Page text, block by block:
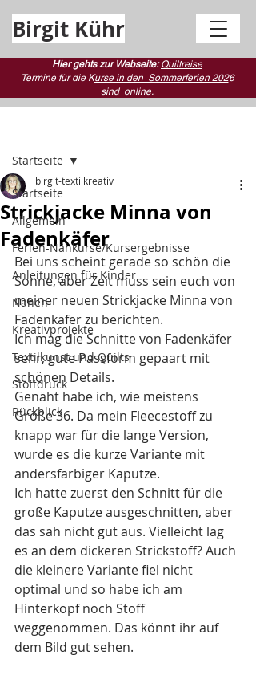
Birgit Kühr
Hier gehts zur Webseite:Quiltreise
Termine für die Kurse in den Sommerferien 2026
sind online.
Startseite
Allgemein
Ferien-Nähkurse/Kursergebnisse
Anleitungen für Kinder
Nähen
Kreativprojekte
Textilkunst und Quilts
Stoffdruck
Rückblick
Startseite
Strickjacke Minna von
Fadenkäfer
birgit-textilkreativ
Bei uns scheint gerade so schön die
Sonne, aber Zeit muss sein euch von
meiner neuen Strickjacke Minna von
Fadenkäfer zu berichten.
Ich mag die Schnitte von Fadenkäfer
sehr, gute Passform gepaart mit
schönen Details.
Genäht habe ich, wie meistens
Größe 36. Da mein Fleecestoff zu
knapp war für die lange Version,
wurde es die kurze Variante mit
andersfarbiger Kaputze.
Ich hatte zuerst den Schnitt für die
große Kaputze ausgeschnitten, aber
das sah nicht gut aus. Vielleicht lag
es an dem dickeren Strickstoff? Auch
die kleinere Variante fiel nicht
optimal und so habe ich am
Hinterkopf noch Stoff
weggenommen. Das könnt ihr auf
dem Bild gut sehen.